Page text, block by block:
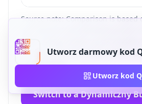
Source note: Comparison is based
2026. Always verify current
pricing on vendor strona
a large batch.
Utworz darmowy kod
Utworz kod